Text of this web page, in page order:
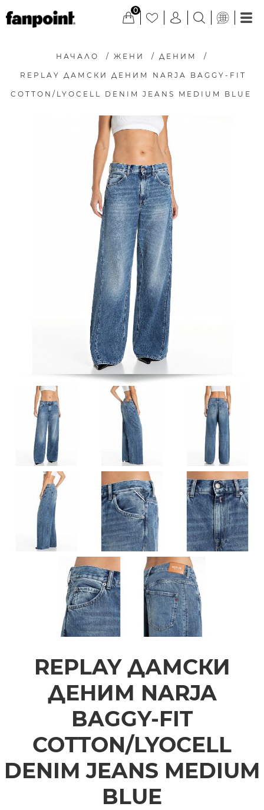
0
НАЧАЛО / ЖЕНИ / ДЕНИМ /
REPLAY ДАМСКИ ДЕНИМ NARJA BAGGY-FIT
COTTON/LYOCELL DENIM JEANS MEDIUM BLUE
REPLAY ДАМСКИ
ДЕНИМ NARJA
BAGGY-FIT
COTTON/LYOCELL
DENIM JEANS MEDIUM
BLUE